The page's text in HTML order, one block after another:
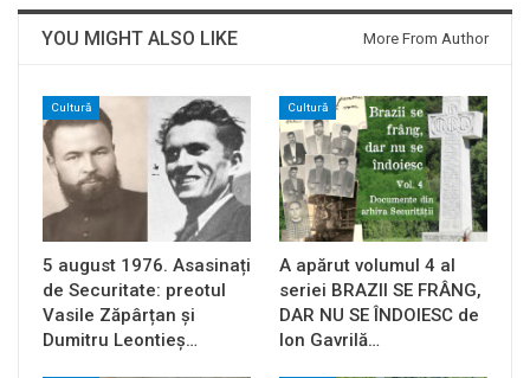
YOU MIGHT ALSO LIKE More From Author
Cultură
5 august 1976. Asasinați
de Securitate: preotul
Vasile Zăpârțan și
Dumitru Leontieș…
Cultură
A apărut volumul 4 al
seriei BRAZII SE FRÂNG,
DAR NU SE ÎNDOIESC de
Ion Gavrilă…